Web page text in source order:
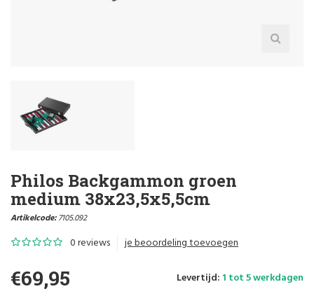
Philos Backgammon groen
medium 38x23,5x5,5cm
Artikelcode:7105.092
0 reviews je beoordeling toevoegen
€69,95 Levertijd: 1 tot 5 werkdagen